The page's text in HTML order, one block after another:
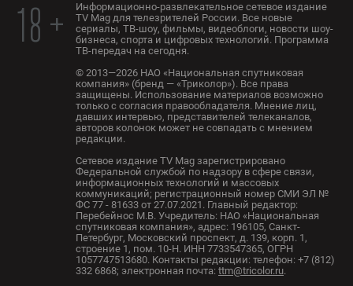
18 +
Информационно-развлекательное сетевое издание
TV Mag для телезрителей России. Все новые
сериалы, ТВ-шоу, фильмы, видеоблоги, новости шоу-
бизнеса, спорта и цифровых технологий. Программа
ТВ-передач на сегодня.
© 2013—2026 НАО «Национальная спутниковая
компания» (бренд — «Триколор»). Все права
защищены. Использование материалов возможно
только с согласия правообладателя. Мнение лиц,
давших интервью, представителей телеканалов,
авторов колонок может не совпадать с мнением
редакции.
Сетевое издание TV Mag зарегистрировано
Федеральной службой по надзору в сфере связи,
информационных технологий и массовых
коммуникаций; регистрационный номер СМИ ЭЛ №
ФС 77 - 81633 от 27.07.2021. Главный редактор:
Перебейнос М.В. Учредитель: НАО «Национальная
спутниковая компания», адрес: 196105, Санкт-
Петербург, Московский проспект, д. 139, корп. 1,
строение 1, пом. 10-Н. ИНН 7733547365, ОГРН
1057747513680. Контакты редакции: телефон: +7 (812)
332 6868; электронная почта: ttm@tricolor.ru.